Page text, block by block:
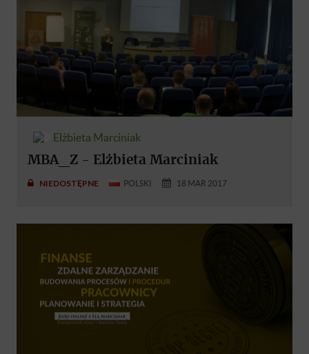
Elżbieta Marciniak
MBA_Z - Elżbieta Marciniak
NIEDOSTĘPNE POLSKI 18 MAR 2017